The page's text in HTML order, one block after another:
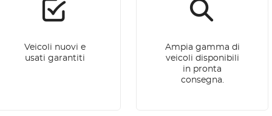
Veicoli nuovi e
usati garantiti
Ampia gamma di
veicoli disponibili
in pronta
consegna.